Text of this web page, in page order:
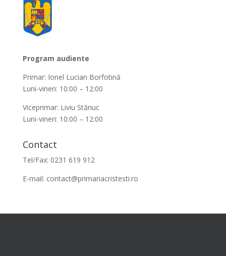
Program audiente
Primar: Ionel Lucian Borfotină
Luni-vineri: 10:00 – 12:00
Viceprimar: Liviu Stănuc
Luni-vineri: 10:00 – 12:00
Contact
Tel/Fax: 0231 619 912
E-mail: contact@primariacristesti.ro